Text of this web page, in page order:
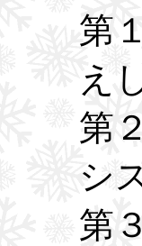
第
え
第
シ
第